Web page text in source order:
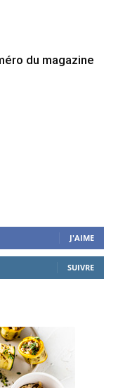
du magazine
J'AIME
SUIVRE